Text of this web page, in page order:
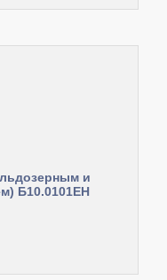
и
Б10.0101ЕН